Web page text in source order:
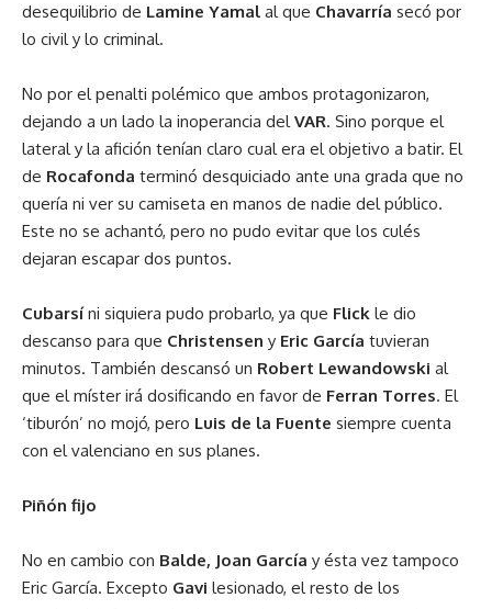
desequilibrio de Lamine Yamal al que Chavarría secó por
lo civil y lo criminal.
No por el penalti polémico que ambos protagonizaron,
dejando a un lado la inoperancia delVAR. Sino porque el
lateral y la afición tenían claro cual era el objetivo a batir. El
de Rocafonda terminó desquiciado ante una grada que no
quería ni ver su camiseta en manos de nadie del público.
Este no se achantó, pero no pudo evitar que los culés
dejaran escapar dos puntos.
Cubarsíni siquiera pudo probarlo, ya que Flick le dio
descanso para que Christensen y Eric García tuvieran
minutos. También descansó un Robert Lewandowski al
que el míster irá dosificando en favor de Ferran Torres. El
‘tiburón’ no mojó, pero Luis de la Fuente siempre cuenta
con el valenciano en sus planes.
Piñón fijo
No en cambio con Balde, Joan García y ésta vez tampoco
Eric García. Excepto Gavi lesionado, el resto de los